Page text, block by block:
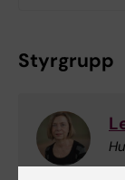
Styrgrupp